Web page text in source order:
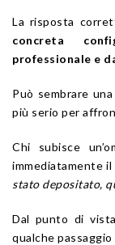
La risposta
concreta
professionale e
Può sembrare
più serio per
Chi subisce
immediatamente
stato depositato,
Dal punto di
qualche passaggio